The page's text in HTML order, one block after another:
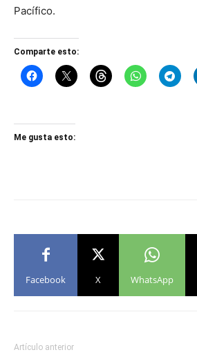
Pacífico.
Comparte esto:
Me gusta esto:
Facebook X WhatsApp
Artículo anterior